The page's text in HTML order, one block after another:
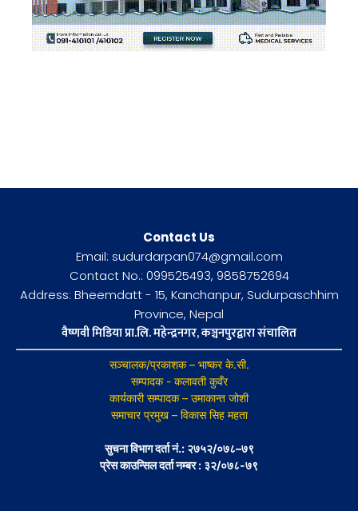
Contact Us
Email: sudurdarpan074@gmail.com
Contact No.: 099525493, 9858752694
Address: Bheemdatt - 15, Kanchanpur, Sudurpaschhim
Province, Nepal
वैष्णवी मिडिया प्रा.लि. महेन्द्रनगर, कञ्चनपुरद्वारा संचालित
सञ्चालक/प्रकाशक – भाष्कर के.सी.
सम्पादक - कलावती कुवँर
कार्यकारी सम्पादक – उमाकान्त जोशी
समाचार प्रमुख – विकास सिह महता
सुचना विभाग दर्ता नं.: २७५२/०७८–७९
प्रेस काउन्सिल दर्ता नम्बर : ३२/०७८-७९